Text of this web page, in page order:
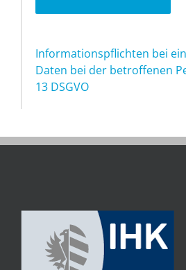
Informationspflichten bei
Daten bei der betroffenen
13 DSGVO